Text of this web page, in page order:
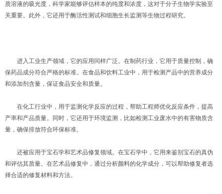
质溶液的吸光度，科学家能够评估样本的纯度和浓度，这对于分子生物学实验至
关重要。此外，它还用于酶活性测试和细胞生长监测等生物过程研究。
进入工业生产领域，它的应用同样广泛。在制药行业，它用于质量控制，确
保药品成分符合严格的标准。在食品和饮料工业中，用于检测产品中的营养成分
和添加剂含量，保证食品安全和质量。
在化工行业中，用于监测化学反应的过程，帮助工程师优化反应条件，提高
产率和产品质量。同时，它还用于环境监测，比如检测工业废水中的有害物质含
量，确保排放符合环保标准。
还被应用于宝石学和艺术品修复领域。在宝石学中，它用来鉴别宝石的真伪
和评估其质量。在艺术品修复中，通过分析颜料的化学成分，可以帮助修复者选
择合适的修复材料和方法。